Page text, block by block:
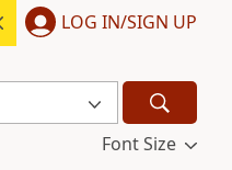
LOG IN/SIGN UP
Font Size